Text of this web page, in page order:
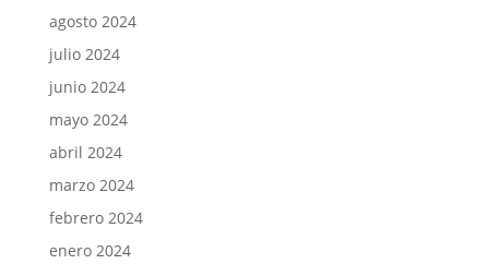
agosto 2024
julio 2024
junio 2024
mayo 2024
abril 2024
marzo 2024
febrero 2024
enero 2024